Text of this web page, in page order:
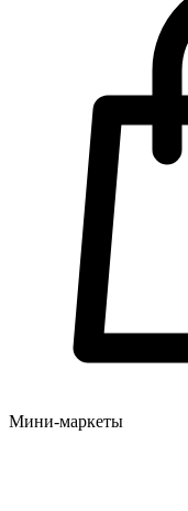
Мини-маркеты